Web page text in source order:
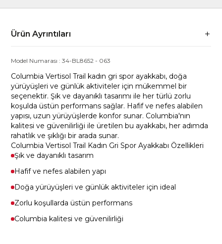
Ürün Ayrıntıları
Model Numarası :34-BL8652 - 063
Columbia Vertisol Trail kadın gri spor ayakkabı, doğa
yürüyüşleri ve günlük aktiviteler için mükemmel bir
seçenektir. Şık ve dayanıklı tasarımı ile her türlü zorlu
koşulda üstün performans sağlar. Hafif ve nefes alabilen
yapısı, uzun yürüyüşlerde konfor sunar. Columbia'nın
kalitesi ve güvenilirliği ile üretilen bu ayakkabı, her adımda
rahatlık ve şıklığı bir arada sunar.
Columbia Vertisol Trail Kadın Gri Spor Ayakkabı Özellikleri
Şık ve dayanıklı tasarım
Hafif ve nefes alabilen yapı
Doğa yürüyüşleri ve günlük aktiviteler için ideal
Zorlu koşullarda üstün performans
Columbia kalitesi ve güvenilirliği